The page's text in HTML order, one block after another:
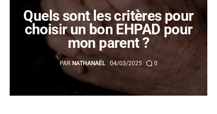
Vie Pratique
Psychologie
Bien-être
Hygiène
Quels sont les critères pour
choisir un bon EHPAD pour
mon parent ?
PAR NATHANAËL 04/03/2025 0